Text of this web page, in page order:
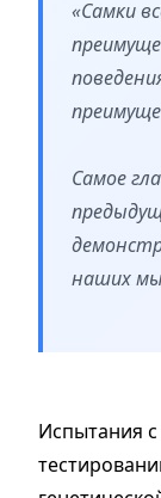
«Самки
Самое
наших
Испытания